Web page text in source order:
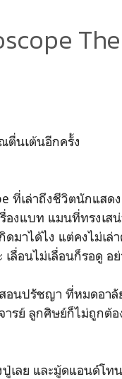
ตื่นเต้นอีกครั้ง
ที่เล่าถึงชีวิตนักแส
องแบท แมนที่ทรงเ
ดมาได้ไง แต่คงไม่เ
ลื่อนไม่เลื่อนก็รอดู อ
อนปรัชญา ที่หมดอา
ารย์ ลูกศิษย์ก็ไม่ถูกต้
เลย และมู้ดแอนด์โ